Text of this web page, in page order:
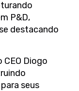
P&D,
destacando
CEO Diogo
seus